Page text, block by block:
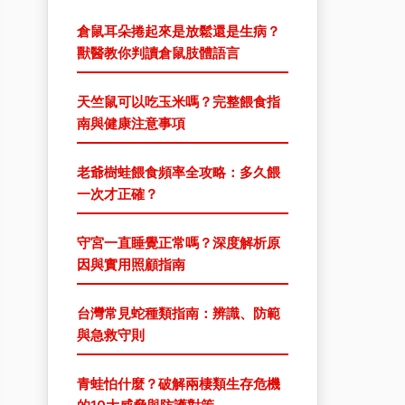
倉鼠耳朵捲起來是放鬆還是生病？
獸醫教你判讀倉鼠肢體語言
天竺鼠可以吃玉米嗎？完整餵食指
南與健康注意事項
老爺樹蛙餵食頻率全攻略：多久餵
一次才正確？
守宮一直睡覺正常嗎？深度解析原
因與實用照顧指南
台灣常見蛇種類指南：辨識、防範
與急救守則
青蛙怕什麼？破解兩棲類生存危機